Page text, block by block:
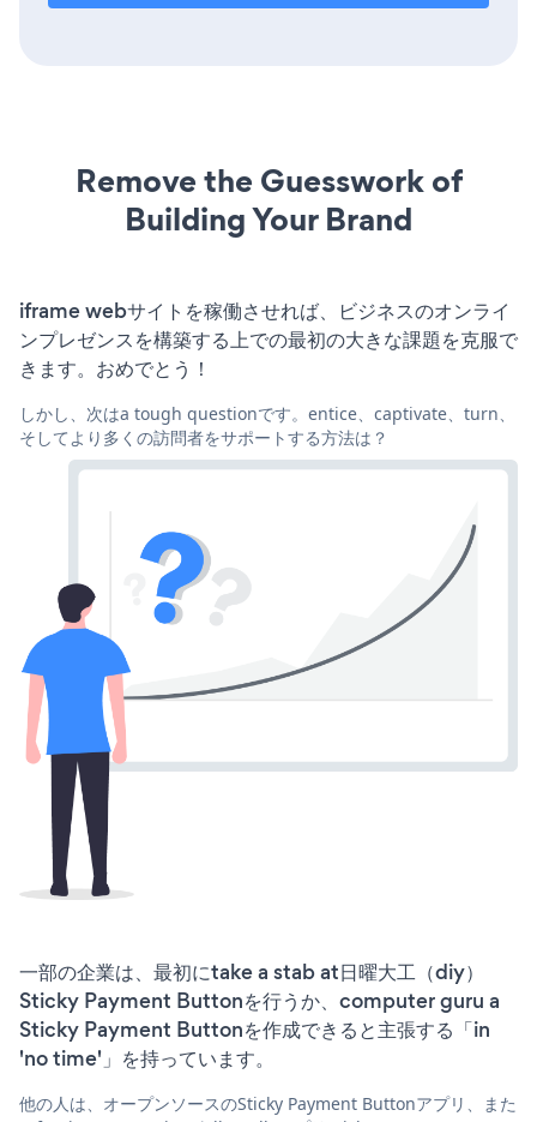
Remove the Guesswork of
Building Your Brand
iframe webサイトを稼働させれば、ビジネスのオンライ
ンプレゼンスを構築する上での最初の大きな課題を克服で
きます。おめでとう！
しかし、次はa tough questionです。entice、captivate、turn、
そしてより多くの訪問者をサポートする方法は？
一部の企業は、最初にtake a stab at日曜大工（diy）
Sticky Payment Buttonを行うか、computer guru a
Sticky Payment Buttonを作成できると主張する「in
'no time'」を持っています。
他の人は、オープンソースのSticky Payment Buttonアプリ、また